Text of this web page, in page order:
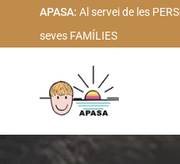
APASA: Al servei de les
seves FAMÍLIES